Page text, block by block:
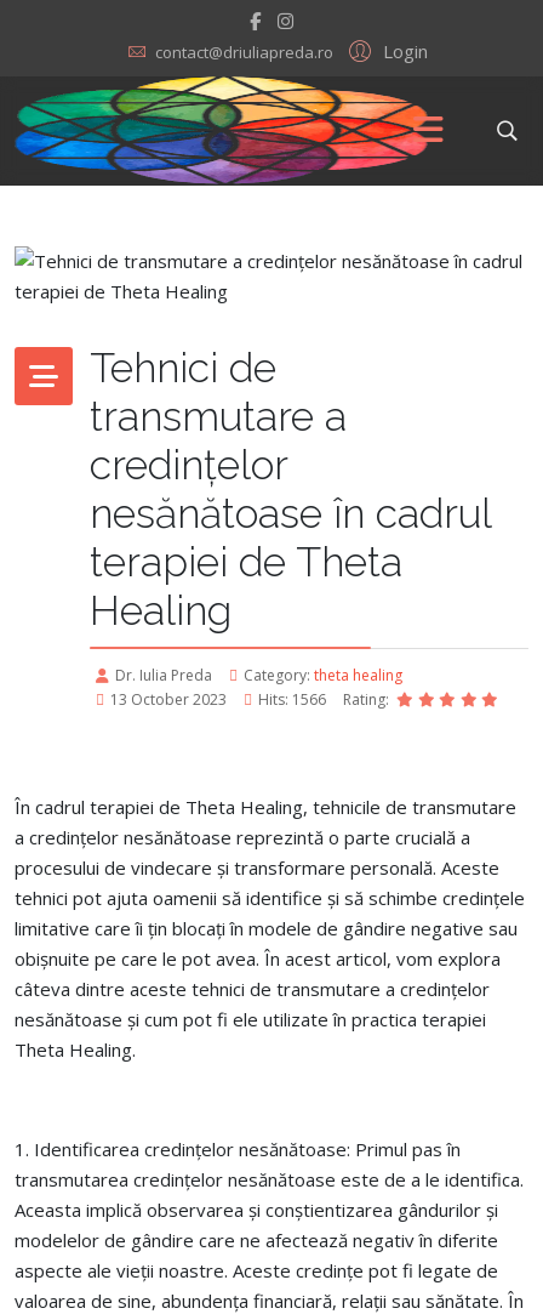
Login
contact@driuliapreda.ro
Tehnici de
transmutare a
credințelor
nesănătoase în cadrul
terapiei de Theta
Healing
Dr. Iulia Preda Category: theta healing
13 October 2023
Hits: 1566 Rating:
În cadrul terapiei de Theta Healing, tehnicile de transmutare
a credințelor nesănătoase reprezintă o parte crucială a
procesului de vindecare și transformare personală. Aceste
tehnici pot ajuta oamenii să identifice și să schimbe credințele
limitative care îi țin blocați în modele de gândire negative sau
obișnuite pe care le pot avea. În acest articol, vom explora
câteva dintre aceste tehnici de transmutare a credințelor
nesănătoase și cum pot fi ele utilizate în practica terapiei
Theta Healing.
1. Identificarea credințelor nesănătoase: Primul pas în
transmutarea credințelor nesănătoase este de a le identifica.
Aceasta implică observarea și conștientizarea gândurilor și
modelelor de gândire care ne afectează negativ în diferite
aspecte ale vieții noastre. Aceste credințe pot fi legate de
valoarea de sine, abundența financiară, relații sau sănătate. În